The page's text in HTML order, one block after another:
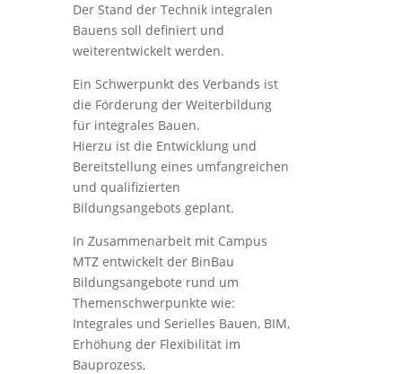
Der Stand der Technik integralen
Bauens soll definiert und
weiterentwickelt werden.
Ein Schwerpunkt des Verbands ist
die Förderung der Weiterbildung
für integrales Bauen.
Hierzu ist die Entwicklung und
Bereitstellung eines umfangreichen
und qualifizierten
Bildungsangebots geplant.
In Zusammenarbeit mit Campus
MTZ entwickelt der BinBau
Bildungsangebote rund um
Themenschwerpunkte wie:
Integrales und Serielles Bauen, BIM,
Erhöhung der Flexibilität im
Bauprozess,